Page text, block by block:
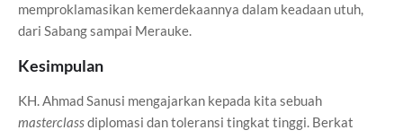
memproklamasikan kemerdekaannya dalam keadaan utuh,
dari Sabang sampai Merauke.
Kesimpulan
KH. Ahmad Sanusi mengajarkan kepada kita sebuah
masterclassdiplomasi dan toleransi tingkat tinggi. Berkat